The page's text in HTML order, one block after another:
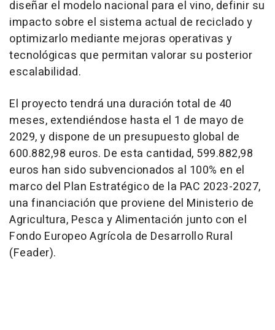
diseñar el modelo nacional para el vino, definir su
impacto sobre el sistema actual de reciclado y
optimizarlo mediante mejoras operativas y
tecnológicas que permitan valorar su posterior
escalabilidad.
El proyecto tendrá una duración total de 40
meses, extendiéndose hasta el 1 de mayo de
2029, y dispone de un presupuesto global de
600.882,98 euros. De esta cantidad, 599.882,98
euros han sido subvencionados al 100% en el
marco del Plan Estratégico de la PAC 2023-2027,
una financiación que proviene del Ministerio de
Agricultura, Pesca y Alimentación junto con el
Fondo Europeo Agrícola de Desarrollo Rural
(Feader).